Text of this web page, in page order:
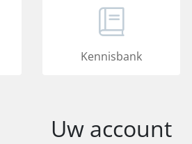
Kennisbank
Uw account